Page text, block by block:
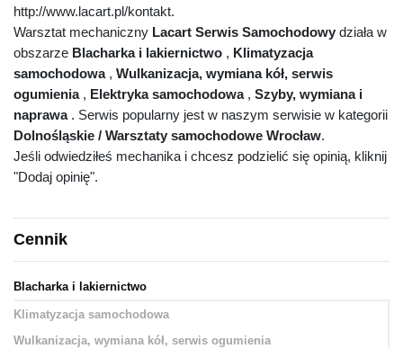
http://www.lacart.pl/kontakt.
Warsztat mechaniczny Lacart Serwis Samochodowy działa w
obszarze Blacharka i lakiernictwo , Klimatyzacja
samochodowa, Wulkanizacja, wymiana kół, serwis
ogumienia, Elektryka samochodowa, Szyby, wymiana i
naprawa. Serwis popularny jest w naszym serwisie w kategorii
Dolnośląskie / Warsztaty samochodowe Wrocław.
Jeśli odwiedziłeś mechanika i chcesz podzielić się opinią, kliknij
"Dodaj opinię".
Cennik
Blacharka i lakiernictwo
Klimatyzacja samochodowa
Wulkanizacja, wymiana kół, serwis ogumienia